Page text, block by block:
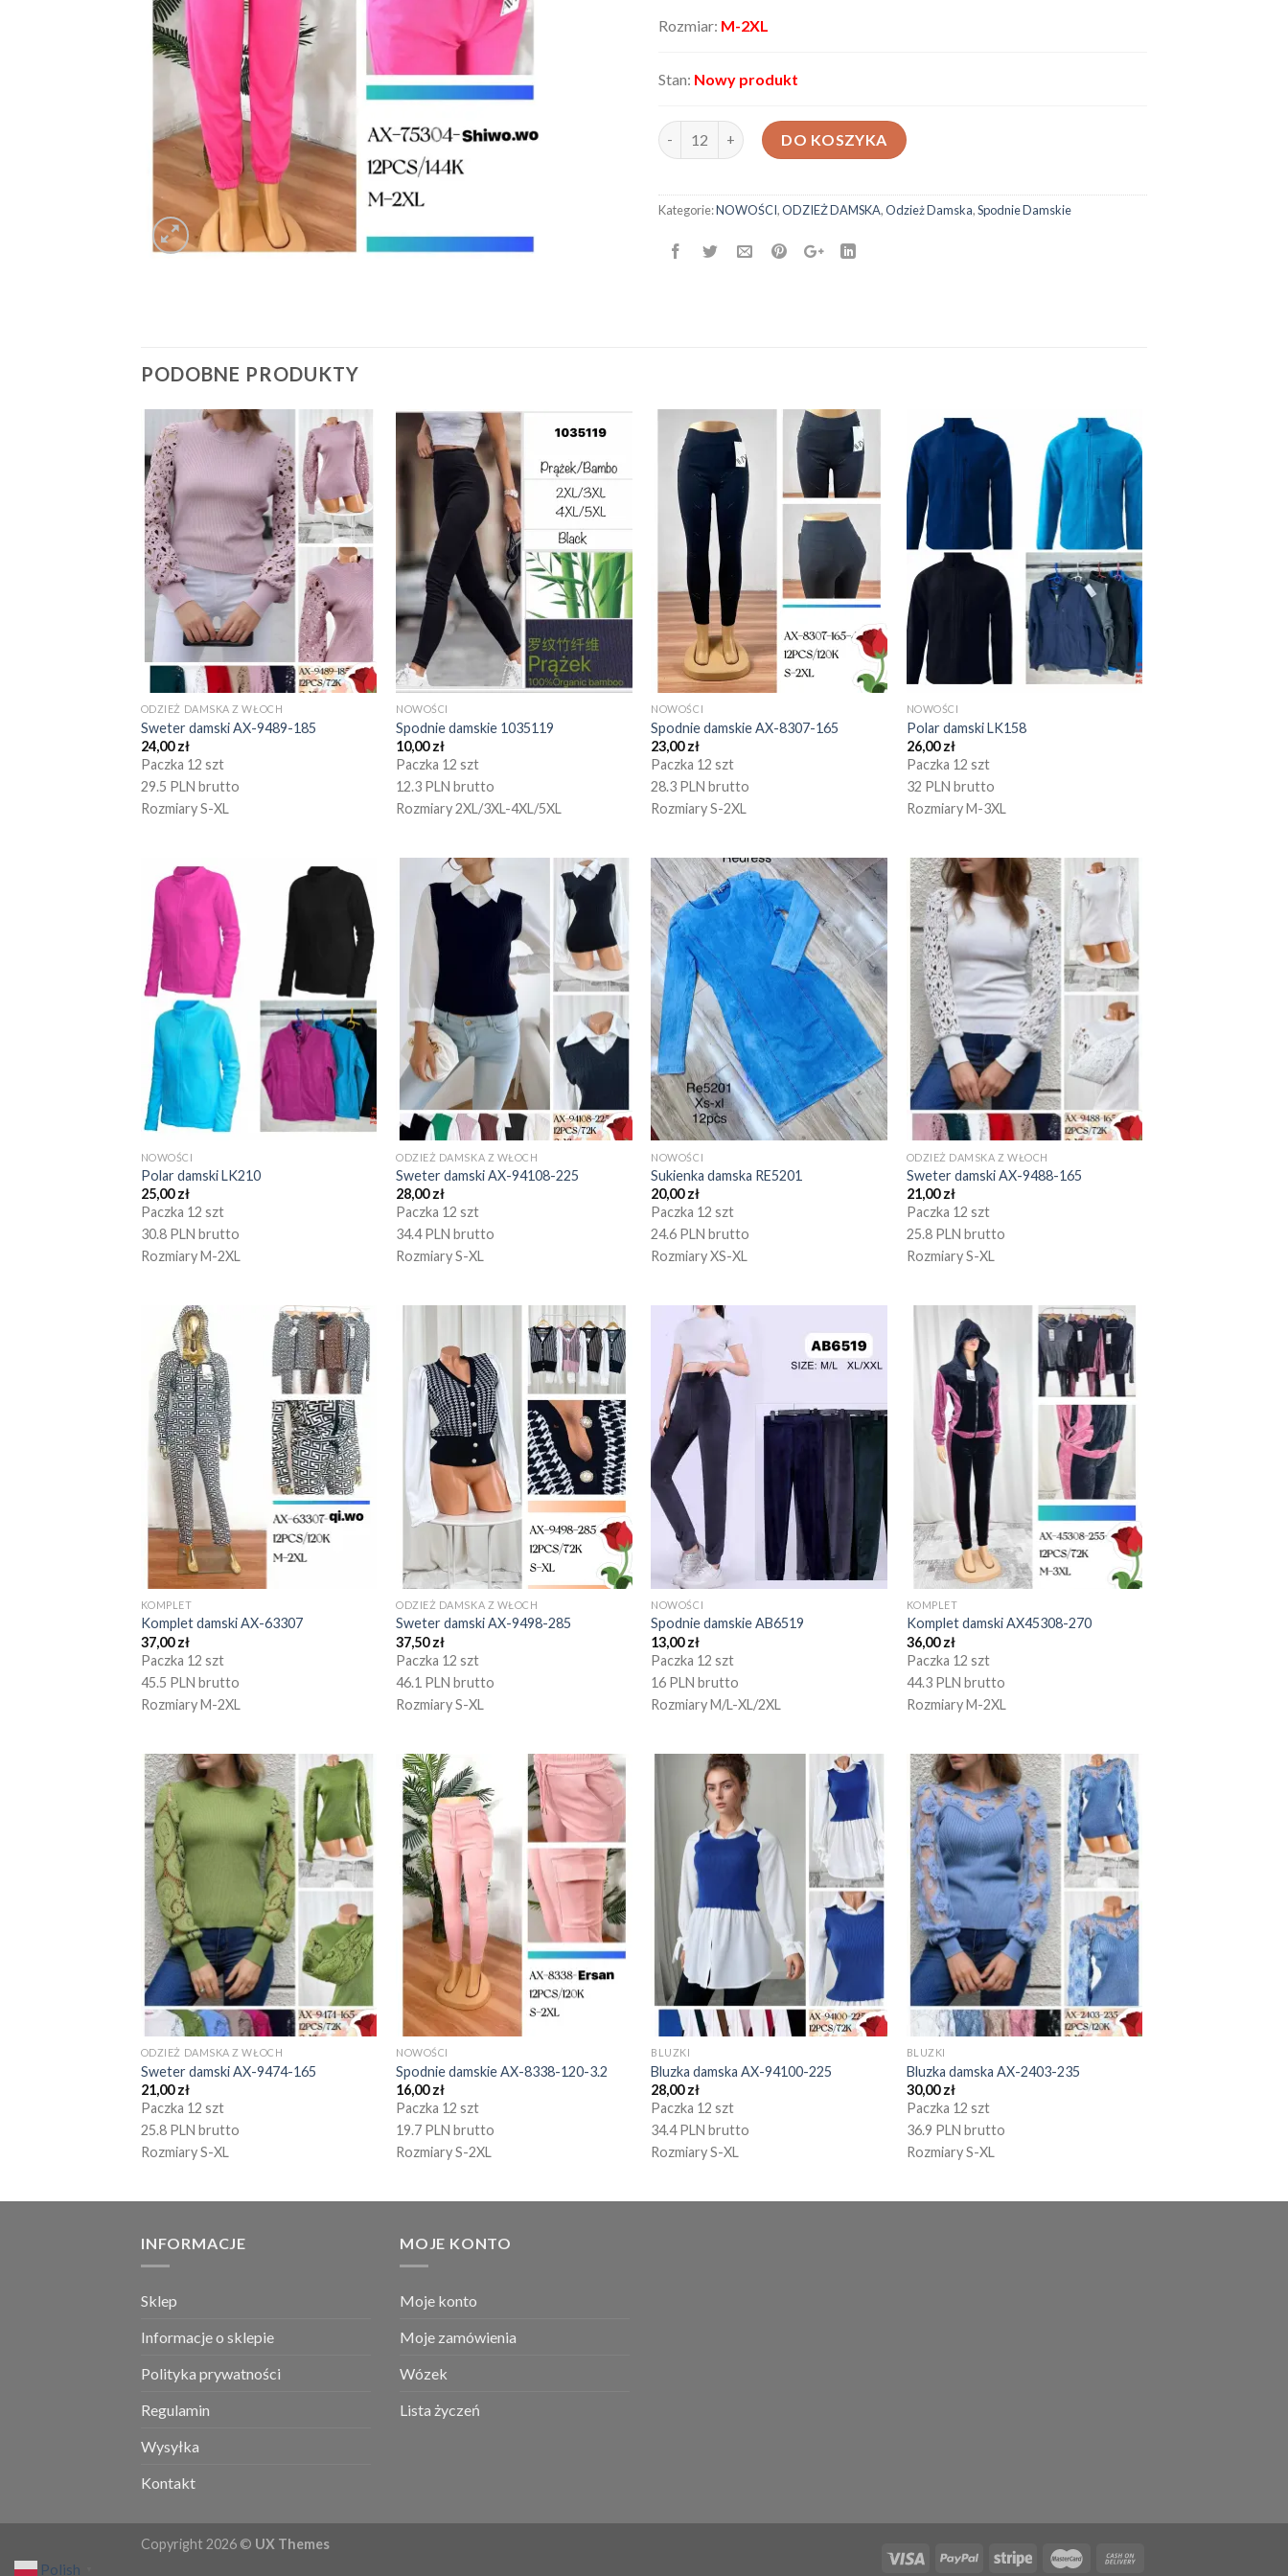
Rozmiar: M-2XL
Stan: Nowy produkt
ilość Spodnie damskie AX-75304-115
DO KOSZYKA
Kategorie:NOWOŚCI,ODZIEŻ DAMSKA,Odzież Damska,Spodnie Damskie
PODOBNE PRODUKTY
ODZIEŻ DAMSKA Z WŁOCH
Sweter damski AX-9489-185
24,00zł
Paczka 12 szt
29.5 PLN brutto
Rozmiary S-XL
NOWOŚCI
Spodnie damskie 1035119
10,00zł
Paczka 12 szt
12.3 PLN brutto
Rozmiary 2XL/3XL-4XL/5XL
NOWOŚCI
Spodnie damskie AX-8307-165
23,00zł
Paczka 12 szt
28.3 PLN brutto
Rozmiary S-2XL
NOWOŚCI
Polar damski LK158
26,00zł
Paczka 12 szt
32 PLN brutto
Rozmiary M-3XL
NOWOŚCI
Polar damski LK210
25,00zł
Paczka 12 szt
30.8 PLN brutto
Rozmiary M-2XL
ODZIEŻ DAMSKA Z WŁOCH
Sweter damski AX-94108-225
28,00zł
Paczka 12 szt
34.4 PLN brutto
Rozmiary S-XL
NOWOŚCI
Sukienka damska RE5201
20,00zł
Paczka 12 szt
24.6 PLN brutto
Rozmiary XS-XL
ODZIEŻ DAMSKA Z WŁOCH
Sweter damski AX-9488-165
21,00zł
Paczka 12 szt
25.8 PLN brutto
Rozmiary S-XL
KOMPLET
Komplet damski AX-63307
37,00zł
Paczka 12 szt
45.5 PLN brutto
Rozmiary M-2XL
ODZIEŻ DAMSKA Z WŁOCH
Sweter damski AX-9498-285
37,50zł
Paczka 12 szt
46.1 PLN brutto
Rozmiary S-XL
NOWOŚCI
Spodnie damskie AB6519
13,00zł
Paczka 12 szt
16 PLN brutto
Rozmiary M/L-XL/2XL
KOMPLET
Komplet damski AX45308-270
36,00zł
Paczka 12 szt
44.3 PLN brutto
Rozmiary M-2XL
ODZIEŻ DAMSKA Z WŁOCH
Sweter damski AX-9474-165
21,00zł
Paczka 12 szt
25.8 PLN brutto
Rozmiary S-XL
NOWOŚCI
Spodnie damskie AX-8338-120-3.2
16,00zł
Paczka 12 szt
19.7 PLN brutto
Rozmiary S-2XL
BLUZKI
Bluzka damska AX-94100-225
28,00zł
Paczka 12 szt
34.4 PLN brutto
Rozmiary S-XL
BLUZKI
Bluzka damska AX-2403-235
30,00zł
Paczka 12 szt
36.9 PLN brutto
Rozmiary S-XL
INFORMACJE
Sklep
Informacje o sklepie
Polityka prywatności
Regulamin
Wysyłka
Kontakt
MOJE KONTO
Moje konto
Moje zamówienia
Wózek
Lista życzeń
Copyright 2026 © UX Themes
Polish